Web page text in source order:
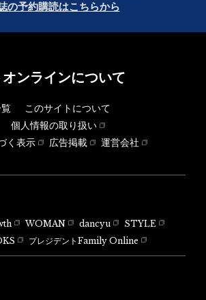
の予約購読はこちらから
ンラインについて
このサイトについて
個人情報の取り扱い
く表示
広告掲載
運営会社
WOMAN dancyu
STYLE
プレジデントFamily Online